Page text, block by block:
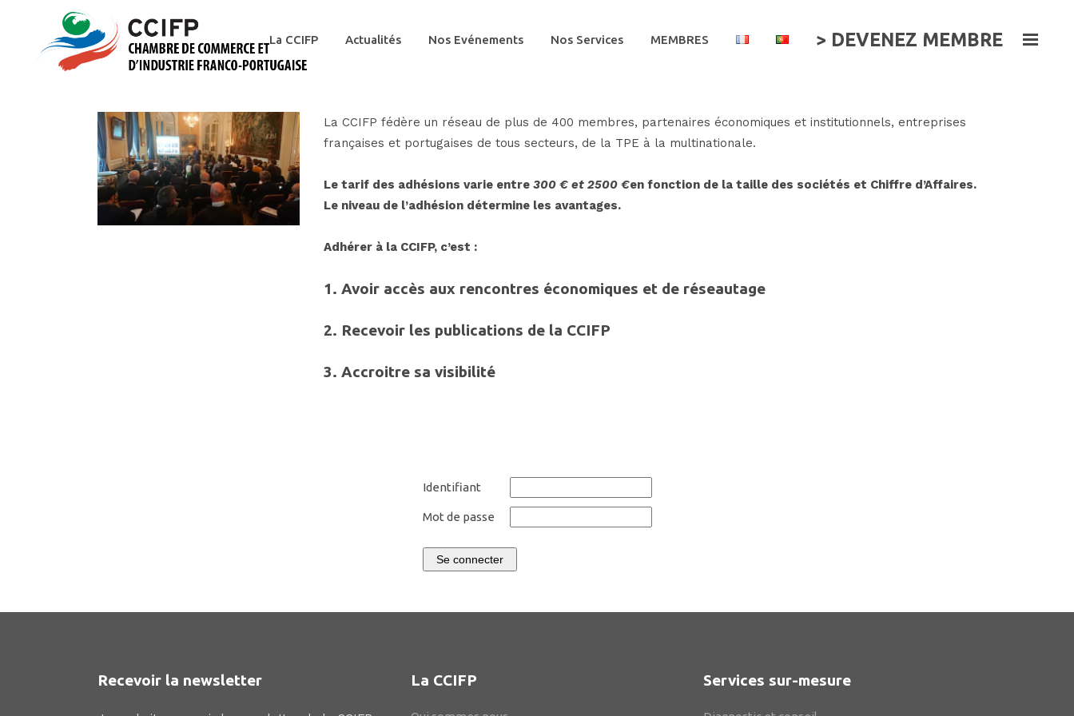
> DEVENEZ MEMBRE
La CCIFP Actualités Nos Evénements Nos Services MEMBRES
La CCIFP fédère un réseau de plus de 400 membres, partenaires économiques et institutionnels, entreprises
françaises et portugaises de tous secteurs, de la TPE à la multinationale.
Le tarif des adhésions varie entre 300 € et 2500 €en fonction de la taille des sociétés et Chiffre d’Affaires.
Le niveau de l’adhésion détermine les avantages.
Adhérer à la CCIFP, c’est :
1. Avoir accès aux rencontres économiques et de réseautage
2. Recevoir les publications de la CCIFP
3. Accroitre sa visibilité
Identifiant
Mot de passe
Se connecter
Recevoir la newsletter La CCIFP Services sur-mesure